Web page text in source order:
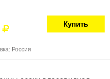
Купить
Россия